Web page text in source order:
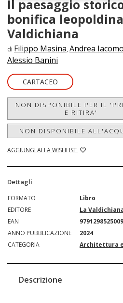
Il paesaggio
bonifica
Valdichiana
di Filippo Masina, Andrea
Alessio Banini
CARTACEO
NON DISPONIBILE PER IL
E RITIRA'
NON DISPONIBILE
AGGIUNGI ALLA WISHLIST
Dettagli
FORMATO
Libro
EDITORE
La
EAN
9791298525009
ANNO PUBBLICAZIONE
2024
CATEGORIA
Architettura
Descrizione